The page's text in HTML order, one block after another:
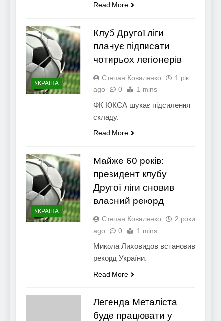
Read More
УКРАЇНА
Клуб Другої ліги
планує підписати
чотирьох легіонерів
Степан Коваленко
1 рік
ago
0 1 mins
ФК ЮКСА шукає підсилення
складу.
Read More
УКРАЇНА
Майже 60 років:
президент клубу
Другої ліги оновив
власний рекорд
Степан Коваленко
2 роки
ago
0 1 mins
Микола Лиховидов встановив
рекорд України.
Read More
Легенда Металіста
буде працювати у